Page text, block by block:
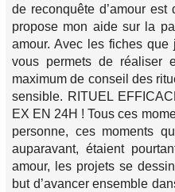
de reconquête d’amour est
propose mon aide sur la
amour. Avec les fiches
vous permets de réaliser
maximum de conseil des
sensible. RITUEL
EX EN 24H ! Tous ces
personne, ces moments
auparavant, étaient
amour, les projets se
but d’avancer ensemble